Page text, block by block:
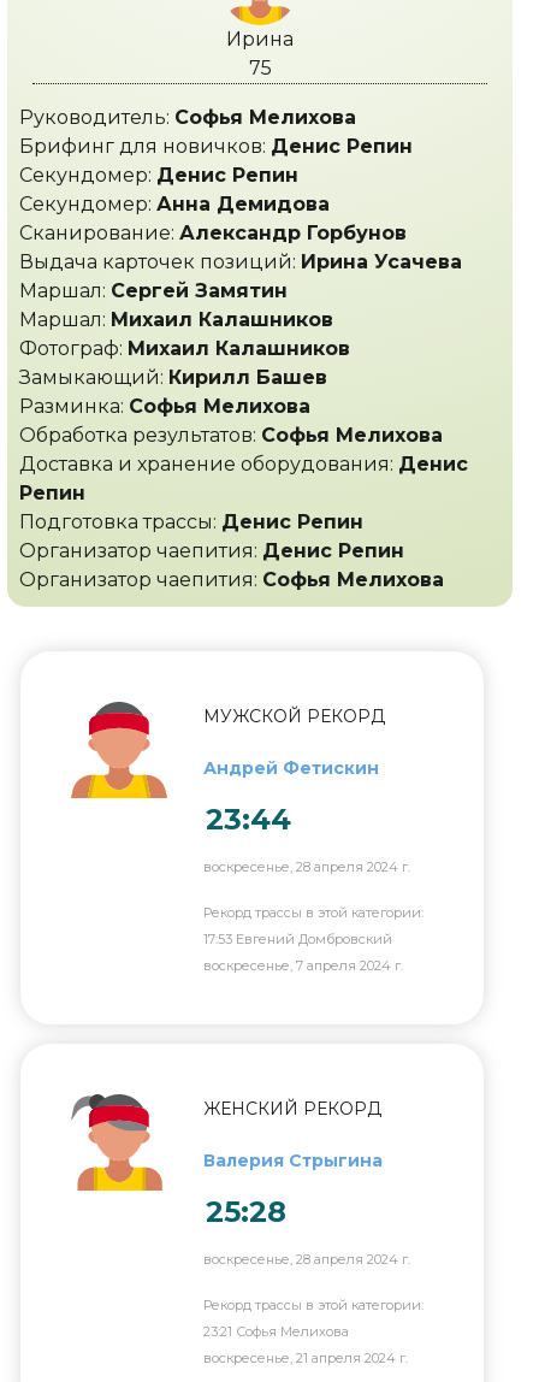
МУЖСКОЙ РЕКОРД
Андрей Фетискин
23:44
воскресенье, 28 апреля 2024 г.
Рекорд трассы в этой категории:
17:53 Евгений Домбровский
воскресенье, 7 апреля 2024 г.
ЖЕНСКИЙ РЕКОРД
Валерия Стрыгина
25:28
воскресенье, 28 апреля 2024 г.
Рекорд трассы в этой категории:
23:21 Софья Мелихова
воскресенье, 21 апреля 2024 г.
Ирина
75
Руководитель: Софья Мелихова
Брифинг для новичков: Денис Репин
Секундомер: Денис Репин
Секундомер: Анна Демидова
Сканирование: Александр Горбунов
Выдача карточек позиций: Ирина Усачева
Маршал: Сергей Замятин
Маршал: Михаил Калашников
Фотограф: Михаил Калашников
Замыкающий: Кирилл Башев
Разминка: Софья Мелихова
Обработка результатов: Софья Мелихова
Доставка и хранение оборудования: Денис
Репин
Подготовка трассы: Денис Репин
Организатор чаепития: Денис Репин
Организатор чаепития: Софья Мелихова